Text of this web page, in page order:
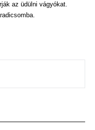
az üdülni vágyókat.